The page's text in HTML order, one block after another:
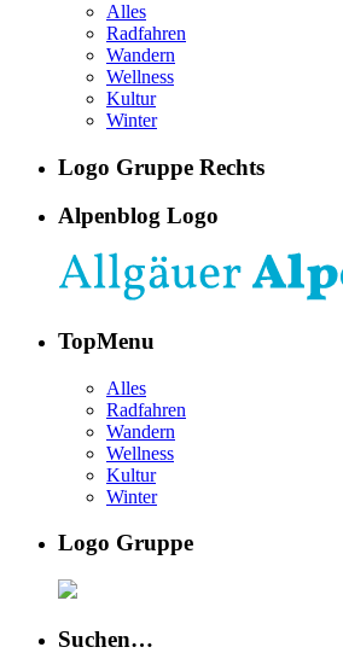
Alles
Radfahren
Wandern
Wellness
Kultur
Winter
Logo Gruppe Rechts
Alpenblog Logo
TopMenu
Alles
Radfahren
Wandern
Wellness
Kultur
Winter
Logo Gruppe
Suchen…